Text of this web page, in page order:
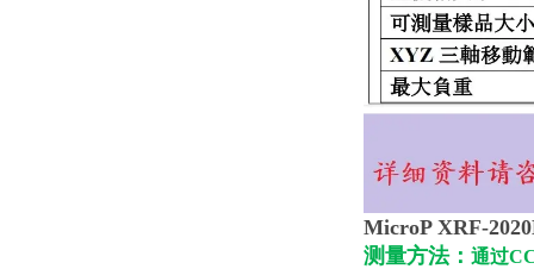
MicroP XRF-
测量方法： 通过